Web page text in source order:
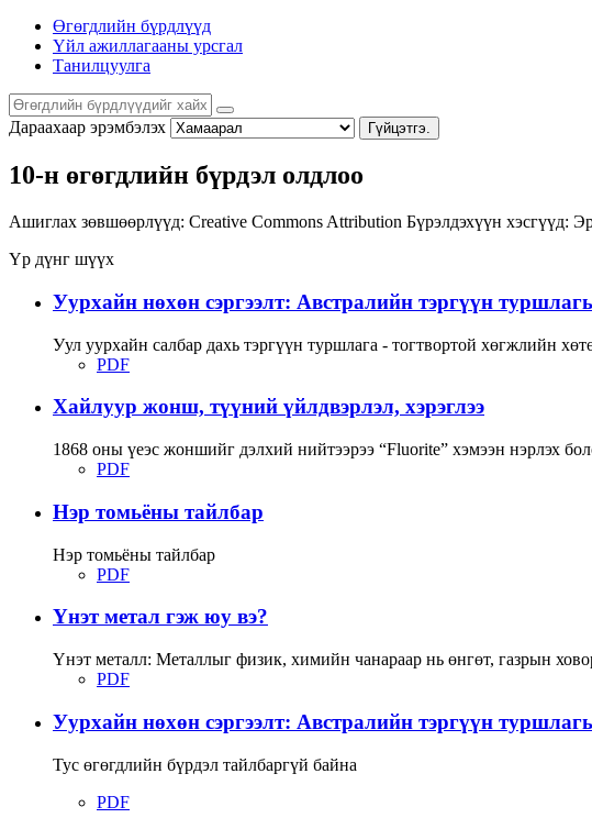
Өгөгдлийн бүрдлүүд
Үйл ажиллагааны урсгал
Танилцуулга
Дараахаар эрэмбэлэх Гүйцэтгэ.
10-н өгөгдлийн бүрдэл олдлоо
Ашиглах зөвшөөрлүүд: Creative Commons Attribution Бүрэлдэхүүн хэсгүүд:
Үр дүнг шүүх
Уурхайн нөхөн сэргээлт: Австралийн тэргүүн
Уул уурхайн салбар дахь тэргүүн туршлага - тогтвортой хөгжлийн
PDF
Хайлуур жонш, түүний үйлдвэрлэл, хэрэглээ
1868 оны үеэс жоншийг дэлхий нийтээрээ “Fluorite” хэмээн нэрлэх
PDF
Нэр томьёны тайлбар
Нэр томьёны тайлбар
PDF
Үнэт метал гэж юу вэ?
Үнэт металл: Металлыг физик, химийн чанараар нь өнгөт, газрын
PDF
Уурхайн нөхөн сэргээлт: Австралийн тэргүүн
Тус өгөгдлийн бүрдэл тайлбаргүй байна
PDF